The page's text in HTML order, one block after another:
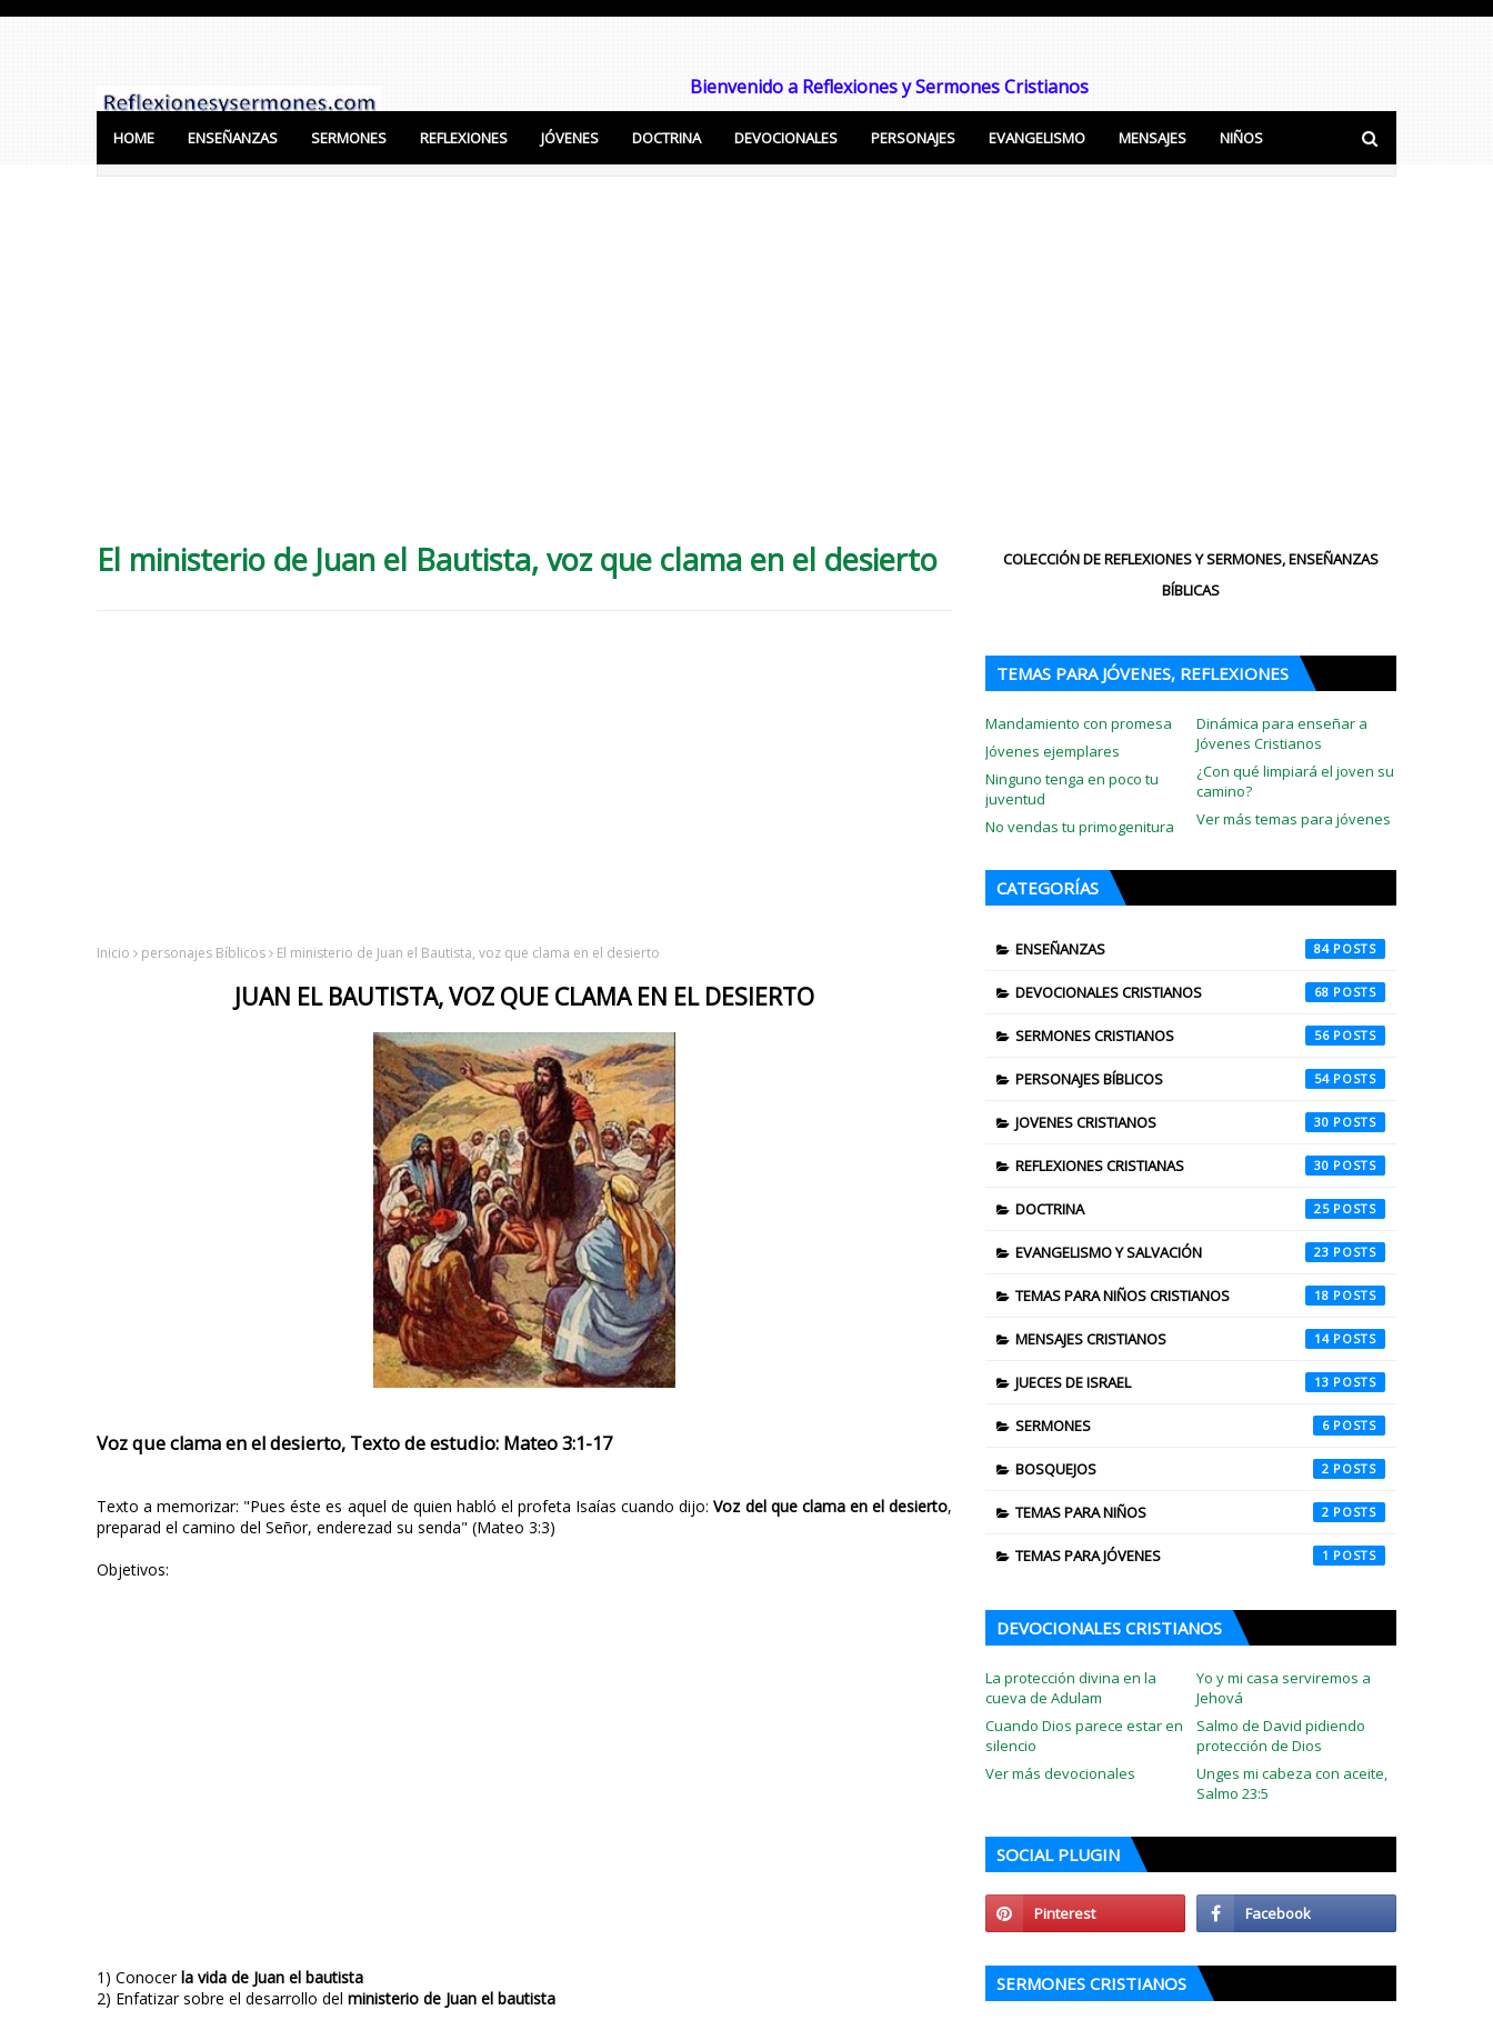
Bienvenido a Reflexiones y Sermones Cristianos
Enseñanzas Cristianas, Sermones, Temas Bíblicos para predicar y Enseñar
HOME ENSEÑANZAS SERMONES REFLEXIONES JÓVENES DOCTRINA DEVOCIONALES PERSONAJES EVANGELISMO MENSAJES NIÑOS
El ministerio de Juan el Bautista, voz que clama en el desierto
Inicio personajes Bíblicos El ministerio de Juan el Bautista, voz que clama en el desierto
JUAN EL BAUTISTA, VOZ QUE CLAMA EN EL DESIERTO
Voz que clama en el desierto, Texto de estudio: Mateo 3:1-17
Texto a memorizar: "Pues éste es aquel de quien habló el profeta Isaías cuando dijo:Voz del que clama en el desierto,
preparad el camino del Señor, enderezad su senda" (Mateo 3:3)
Objetivos:
1) Conocerla vida de Juan el bautista
2) Enfatizar sobre el desarrollo del ministerio de Juan el bautista
COLECCIÓN DE REFLEXIONES Y SERMONES, ENSEÑANZAS
BÍBLICAS
TEMAS PARA JÓVENES, REFLEXIONES
Mandamiento con promesa
Dinámica para enseñar a
Jóvenes Cristianos
Jóvenes ejemplares
¿Con qué limpiará el joven su
camino?
Ninguno tenga en poco tu
juventud
Ver más temas para jóvenes
No vendas tu primogenitura
CATEGORÍAS
ENSEÑANZAS 84
DEVOCIONALES CRISTIANOS 68
SERMONES CRISTIANOS 56
PERSONAJES BÍBLICOS 54
JOVENES CRISTIANOS 30
REFLEXIONES CRISTIANAS 30
DOCTRINA 25
EVANGELISMO Y SALVACIÓN 23
TEMAS PARA NIÑOS CRISTIANOS 18
MENSAJES CRISTIANOS 14
JUECES DE ISRAEL 13
SERMONES 6
BOSQUEJOS 2
TEMAS PARA NIÑOS 2
TEMAS PARA JÓVENES 1
DEVOCIONALES CRISTIANOS
La protección divina en la
cueva de Adulam
Yo y mi casa serviremos a
Jehová
Cuando Dios parece estar en
silencio
Salmo de David pidiendo
protección de Dios
Ver más devocionales
Unges mi cabeza con aceite,
Salmo 23:5
SOCIAL PLUGIN
SERMONES CRISTIANOS